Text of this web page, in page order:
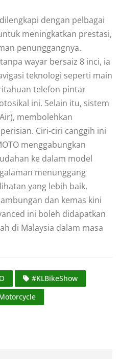
dengan pelbagai
meningkatkan prestasi,
penunggangnya.
wayar bersaiz 8 inci, ia
teknologi seperti main
telefon pintar
ini. Selain itu, sistem
membolehkan
Ciri-ciri canggih ini
menggabungkan
ke dalam model
menunggang
yang lebih baik,
dan kemas kini
ini boleh didapatkan
di Malaysia dalam masa
#KLBikeShow